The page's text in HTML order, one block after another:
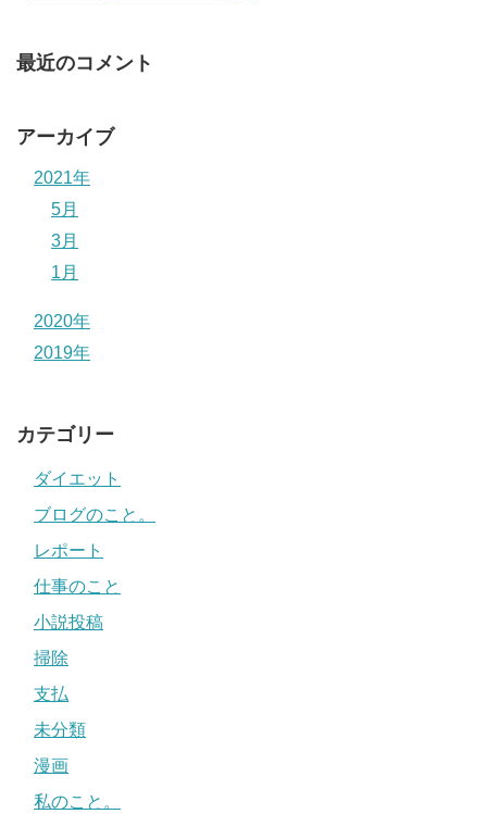
最近のコメント
アーカイブ
2021年
5月
3月
1月
2020年
2019年
カテゴリー
ダイエット
ブログのこと。
レポート
仕事のこと
小説投稿
掃除
支払
未分類
漫画
私のこと。